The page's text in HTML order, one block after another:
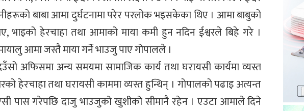
बाबा आमा दुर्घटनामा परेर परलोक भइसकेका थिए । आमा बाबुको
भाइको हेरचाहा तथा आमाको माया कमी हुन नदिन ईश्वरले बिहे गरे ।
आमा जस्तै माया गर्ने भाउजु पाए गोपालले ।
अफिसमा अन्य समयमा सामाजिक कार्य तथा घरायसी कार्यमा व्यस्त
हेरचाहा तथा घरायसी काममा व्यस्त हुन्थिन् । गोपालको पढाइ अत्यन्त
पास गरेपछि दाजु भाउजुको खुशीको सीमानै रहेन । एउटा आमाले दिने